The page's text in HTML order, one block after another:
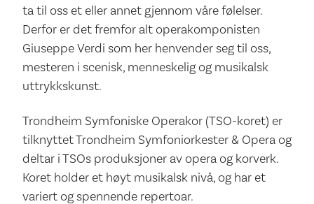
ta til oss et eller annet gjennom våre følelser.
Derfor er det frem­for alt ope­rakomponisten
Giuseppe Verdi som her henvender seg til oss,
mesteren i scenisk, menneskelig og musikalsk
uttrykk­skunst.
Trondheim Symfoniske Operakor (TSO-koret) er
tilknyttet Trondheim Symfoniorkester & Opera og
deltar i TSOs produksjoner av opera og korverk.
Koret holder et høyt musikalsk nivå, og har et
variert og spennende repertoar.